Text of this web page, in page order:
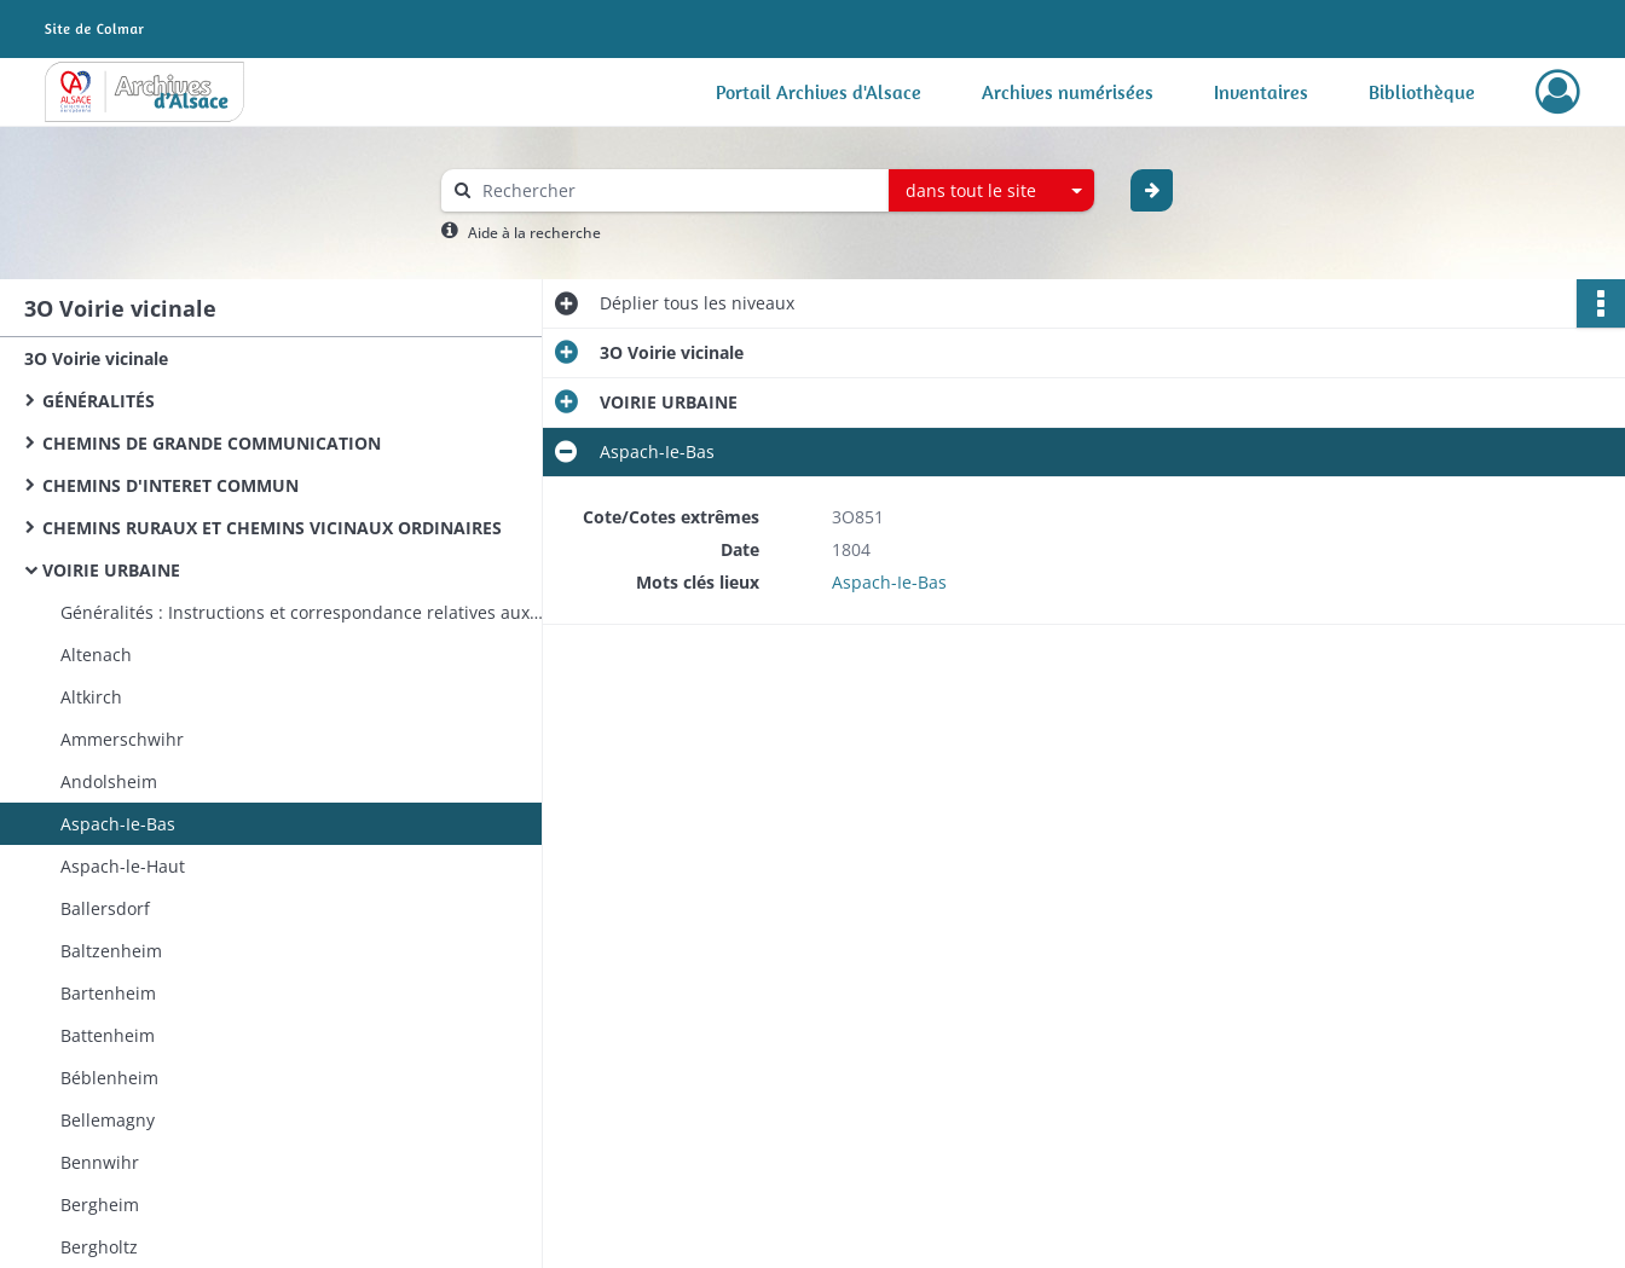
Archives Alsace - Colmar Portail Archives d'Alsace Archives numérisées Inventaires Bibliothèque
dans tout le site
Aide à la recherche
3O Voirie vicinale
3O Voirie vicinale
GÉNÉRALITÉS
CHEMINS DE GRANDE COMMUNICATION
CHEMINS D'INTERET COMMUN
CHEMINS RURAUX ET CHEMINS VICINAUX ORDINAIRES
VOIRIE URBAINE
Généralités : Instructions et correspondance relatives aux plans généraux d'alignement des villes, à l'ouverture, à l'élargissement et à l'alignement des rues, à la propriété des routes impériales et départementales dans les traverses des villes, à l'éclairage public au gaz
Altenach
Altkirch
Ammerschwihr
Andolsheim
Aspach-Ie-Bas
Aspach-le-Haut
Ballersdorf
Baltzenheim
Bartenheim
Battenheim
Béblenheim
Bellemagny
Bennwihr
Bergheim
Bergholtz
Dépliertous les niveaux
3O Voirie vicinale
VOIRIE URBAINE
Aspach-Ie-Bas
Cote/Cotes extrêmes
3O851
Date
1804
Mots clés lieux
Aspach-Ie-Bas